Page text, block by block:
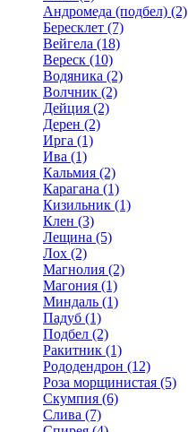
Андромеда (подбел) (2)
Бересклет (7)
Вейгела (18)
Вереск (10)
Водяника (2)
Волчник (2)
Дейция (2)
Дерен (2)
Ирга (1)
Ива (1)
Кальмия (2)
Карагана (1)
Кизильник (1)
Клен (3)
Лещина (5)
Лох (2)
Магнолия (2)
Магония (1)
Миндаль (1)
Падуб (1)
Подбел (2)
Ракитник (1)
Рододендрон (12)
Роза морщинистая (5)
Скумпия (6)
Слива (7)